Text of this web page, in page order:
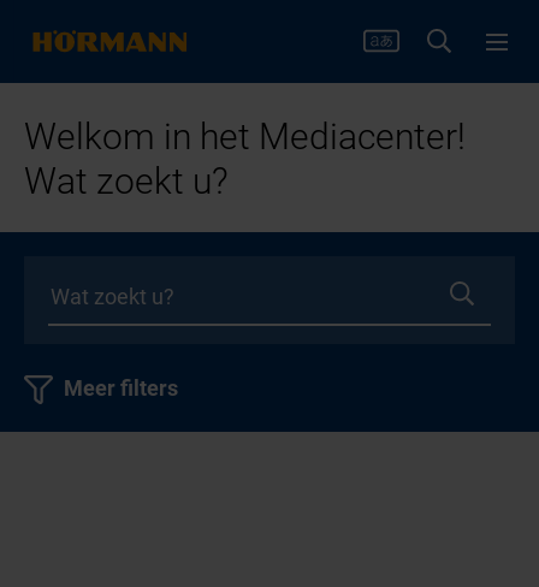
Welkom in het Mediacenter!
Wat zoekt u?
Meer filters